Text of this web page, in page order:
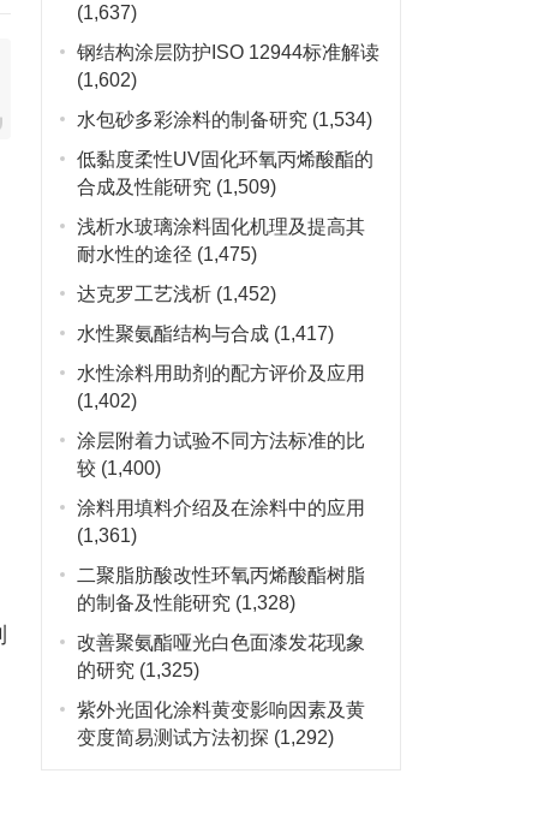
(1,637)
钢结构涂层防护ISO 12944标准解读
(1,602)
水包砂多彩涂料的制备研究 (1,534)
低黏度柔性UV固化环氧丙烯酸酯的
合成及性能研究 (1,509)
浅析水玻璃涂料固化机理及提高其
耐水性的途径 (1,475)
达克罗工艺浅析 (1,452)
水性聚氨酯结构与合成 (1,417)
水性涂料用助剂的配方评价及应用
(1,402)
涂层附着力试验不同方法标准的比
较 (1,400)
涂料用填料介绍及在涂料中的应用
(1,361)
二聚脂肪酸改性环氧丙烯酸酯树脂
的制备及性能研究 (1,328)
改善聚氨酯哑光白色面漆发花现象
的研究 (1,325)
紫外光固化涂料黄变影响因素及黄
变度简易测试方法初探 (1,292)